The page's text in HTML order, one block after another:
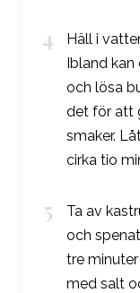
Häll i
Ibland
och lösa
det för att
smaker.
cirka tio
Ta av
och
tre
med salt